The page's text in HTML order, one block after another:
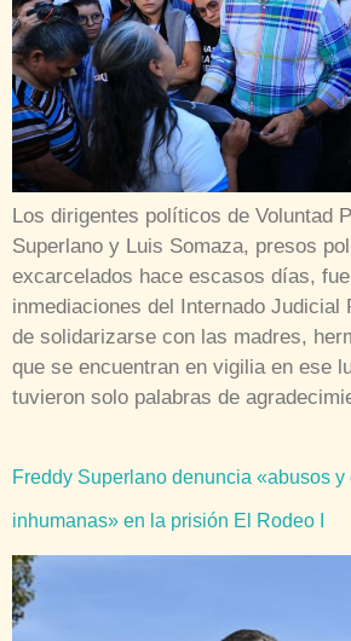
Los dirigentes políticos de Voluntad
Superlano y Luis Somaza, presos
excarcelados hace escasos días,
inmediaciones del Internado Judicial
de solidarizarse con las madres,
que se encuentran en vigilia en ese
tuvieron solo palabras de
Freddy Superlano denuncia «abusos
inhumanas» en la prisión El Rodeo I